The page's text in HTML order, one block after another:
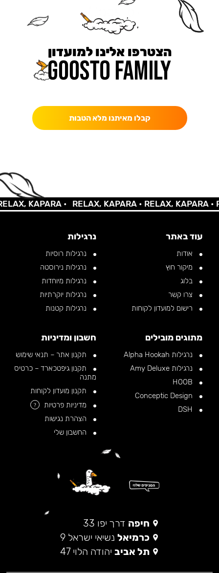
הצטרפו אלינו למועדון
קבלו מאיתנו מלא הטבות
KAPARA • RELAX, KAPARA •RELAX, KAPARA •
עוד באתר
אודות
מיקור חוץ
בלוג
צרו קשר
רישום למועדון לקוחות
נרגילות
נרגילות רוסיות
נרגילות נירוסטה
נרגילות מיוחדות
נרגילות יוקרתיות
נרגילות קטנות
מתוגים מובילים
נרגילות Alpha Hookah
נרגילות Amy Deluxe
חשבון ומדיניות
תקנון אתר – תנאי שימוש
תקנון גיפטכארד – כרטיס
מתנה
תקנון מועדון לקוחות
מדיניות פרטיות
?
הצהרת נגישות
החשבון שלי
חיפה דרך יפו 33
כרמיאל נשיאי ישראל 9
תל אביב יהודה הלוי 47